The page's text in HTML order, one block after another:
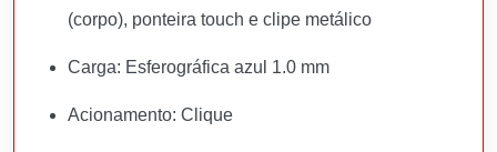
(corpo), ponteira touch e clipe metálico
Carga: Esferográfica azul 1.0 mm
Acionamento: Clique